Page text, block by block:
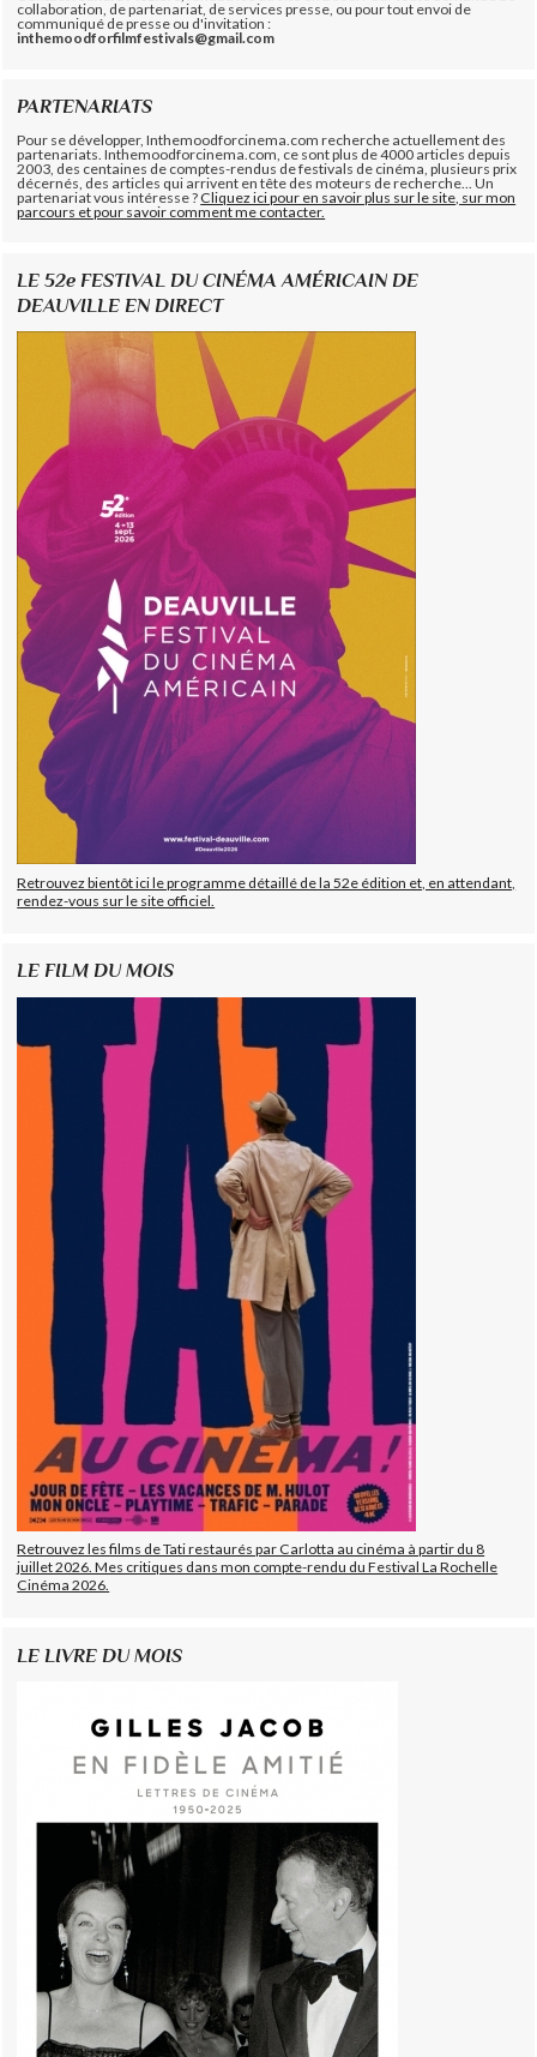
collaboration, de partenariat, de services presse, ou pour tout envoi de
communiqué de presse ou d'invitation :
inthemoodforfilmfestivals@gmail.com
PARTENARIATS
Pour se développer, Inthemoodforcinema.com recherche actuellement des
partenariats. Inthemoodforcinema.com, ce sont plus de 4000 articles depuis
2003, des centaines de comptes-rendus de festivals de cinéma, plusieurs prix
décernés, des articles qui arrivent en tête des moteurs de recherche... Un
partenariat vous intéresse ?Cliquez ici pour en savoir plus sur le site, sur mon
parcours et pour savoir comment me contacter.
LE 52e FESTIVAL DU CINÉMA AMÉRICAIN DE
DEAUVILLE EN DIRECT
Retrouvez bientôt ici le programme détaillé de la 52e édition et, en attendant,
rendez-vous sur le site officiel.
LE FILM DU MOIS
Retrouvez les films de Tati restaurés par Carlotta au cinéma à partir du 8
juillet 2026. Mes critiques dans mon compte-rendu du Festival La Rochelle
Cinéma 2026.
LE LIVRE DU MOIS